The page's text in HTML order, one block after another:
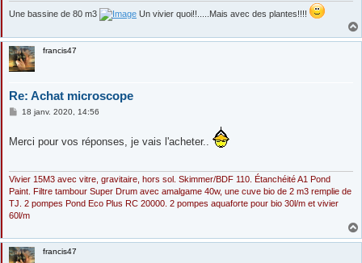
Une bassine de 80 m3 Un vivier quoi!!.....Mais avec des plantes!!!!
francis47
Re: Achat microscope
M
s
18 janv. 2020, 14:56
Merci pour vos réponses, je vais l'acheter..
Vivier 15M3 avec vitre, gravitaire, hors sol. Skimmer/BDF 110. Étanchéité A1 Pond
Paint. Filtre tambour Super Drum avec amalgame 40w, une cuve bio de 2 m3 remplie de
TJ. 2 pompes Pond Eco Plus RC 20000. 2 pompes aquaforte pour bio 30l/m et vivier
60l/m
francis47